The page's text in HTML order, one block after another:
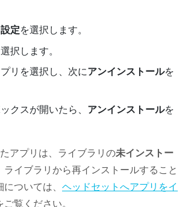
設定を選択します。
択します。
リを選択し、次にアンインストールを
クスが開いたら、 アンインストールを
アプリは、ライブラリの未インストー
ライブラリから再インストールすること
ついては、 ヘッドセットへアプリをイ
ご覧ください。